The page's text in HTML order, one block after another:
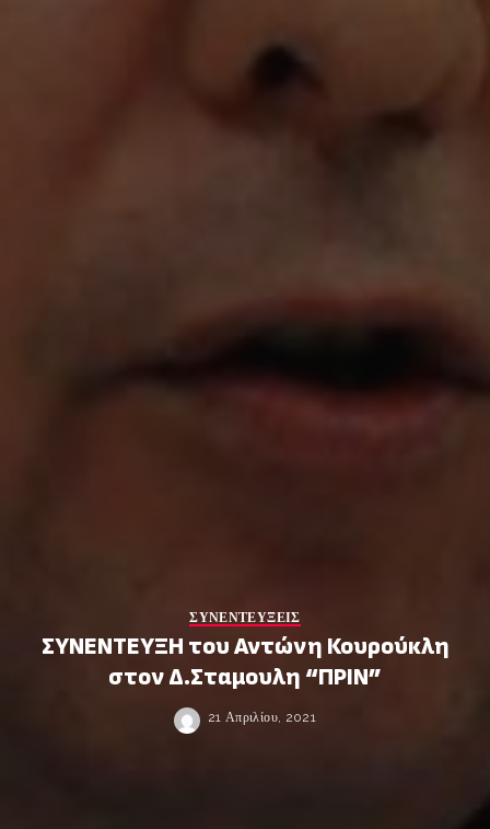
ΣΥΝΕΝΤΕΥΞΕΙΣ
ΣΥΝΕΝΤΕΥΞΗ του Αντώνη Κουρούκλη
στον Δ.Σταμουλη “ΠΡΙΝ”
21 Απριλίου, 2021